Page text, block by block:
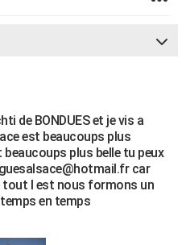
de BONDUES et je vis a
est beaucoups plus
plus belle tu peux
car
tout l est nous formons un
en temps